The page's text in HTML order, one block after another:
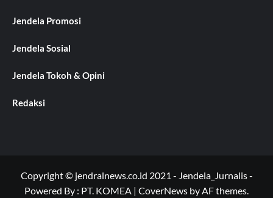
Jendela Promosi
Jendela Sosial
Jendela Tokoh & Opini
Redaksi
Copyright © jendralnews.co.id 2021 - Jendela_Jurnalis -
Powered By : PT. KOMEA | CoverNews by AF themes.